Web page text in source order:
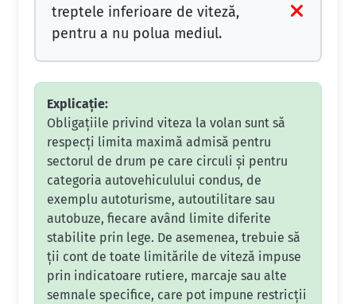
treptele inferioare de viteză,
pentru a nu polua mediul.
Explicație:
Obligațiile privind viteza la volan sunt să
respecți limita maximă admisă pentru
sectorul de drum pe care circuli și pentru
categoria autovehiculului condus, de
exemplu autoturisme, autoutilitare sau
autobuze, fiecare având limite diferite
stabilite prin lege. De asemenea, trebuie să
ții cont de toate limitările de viteză impuse
prin indicatoare rutiere, marcaje sau alte
semnale specifice, care pot impune restricții